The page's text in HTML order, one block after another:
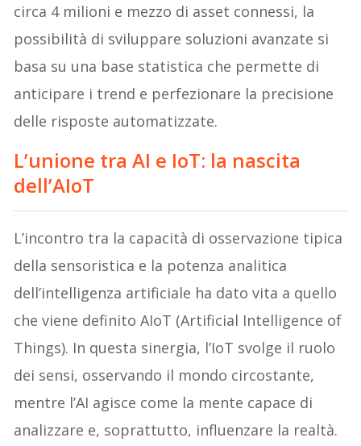
circa 4 milioni e mezzo di asset connessi, la
possibilità di sviluppare soluzioni avanzate si
basa su una base statistica che permette di
anticipare i trend e perfezionare la precisione
delle risposte automatizzate.
L’unione tra AI e IoT: la nascita
dell’AIoT
L’incontro tra la capacità di osservazione tipica
della sensoristica e la potenza analitica
dell’intelligenza artificiale ha dato vita a quello
che viene definito AIoT (Artificial Intelligence of
Things). In questa sinergia, l’IoT svolge il ruolo
dei sensi, osservando il mondo circostante,
mentre l’AI agisce come la mente capace di
analizzare e, soprattutto, influenzare la realtà.